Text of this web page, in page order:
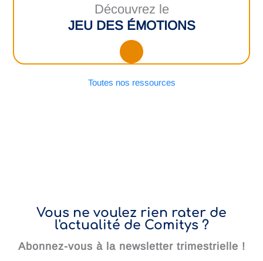
Découvrez le
JEU DES ÉMOTIONS
Toutes nos ressources
Vous ne voulez rien rater de
l'actualité de Comitys ?
Abonnez-vous à la newsletter trimestrielle !